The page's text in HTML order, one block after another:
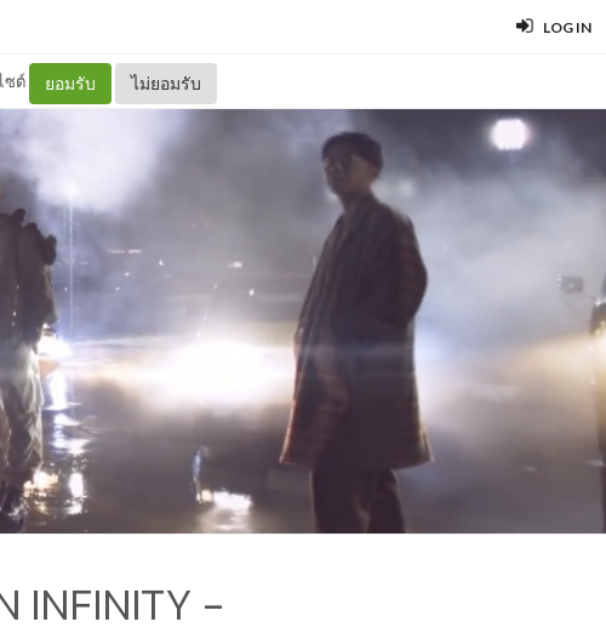
LOG IN
ซต์ ยอมรับ ไม่ยอมรับ
INFINITY -